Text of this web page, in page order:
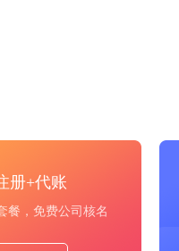
册+代账
餐，免费公司核名